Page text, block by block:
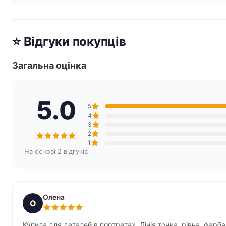
⭐ Відгуки покупців
Загальна оцінка
5.0
На основі 2 відгуків
5
4
3
2
1
О
Олена